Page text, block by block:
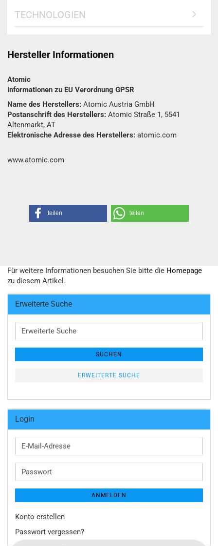
TECHNOLOGIEN
Hersteller Informationen
Atomic
Informationen zu EU Verordnung GPSR
Name des Herstellers: Atomic Austria GmbH
Postanschrift des Herstellers: Atomic Straße 1, 5541
Altenmarkt, AT
Elektronische Adresse des Herstellers: atomic.com
www.atomic.com
teilen teilen
Für weitere Informationen besuchen Sie bitte die Homepage
zu diesem Artikel.
Erweiterte Suche
Erweiterte
Suche
SUCHEN
ERWEITERTE SUCHE
Login
E-
Mail-
Passwort
ANMELDEN
Konto erstellen
Passwort vergessen?